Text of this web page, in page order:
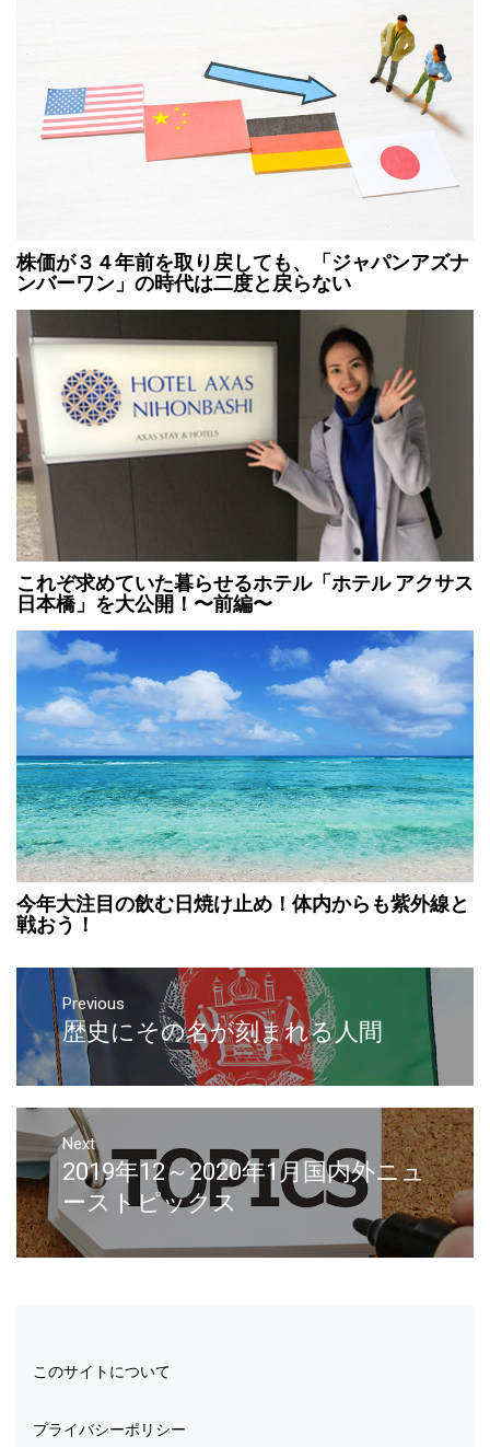
株価が３４年前を取り戻しても、「ジャパンアズナ
ンバーワン」の時代は二度と戻らない
これぞ求めていた暮らせるホテル「ホテル アクサス
日本橋」を大公開！〜前編〜
今年大注目の飲む日焼け止め！体内からも紫外線と
戦おう！
Previous
歴史にその名が刻まれる人間
Next
2019年12～2020年1月国内外ニュ
ーストピックス
このサイトについて
プライバシーポリシー